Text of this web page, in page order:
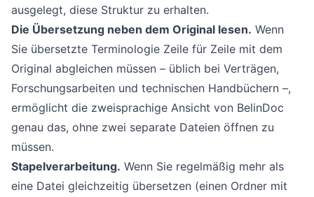
ausgelegt, diese Struktur zu erhalten.
Die Übersetzung neben dem Original lesen. Wenn
Sie übersetzte Terminologie Zeile für Zeile mit dem
Original abgleichen müssen – üblich bei Verträgen,
Forschungsarbeiten und technischen Handbüchern –,
ermöglicht die zweisprachige Ansicht von BelinDoc
genau das, ohne zwei separate Dateien öffnen zu
müssen.
Stapelverarbeitung. Wenn Sie regelmäßig mehr als
eine Datei gleichzeitig übersetzen (einen Ordner mit